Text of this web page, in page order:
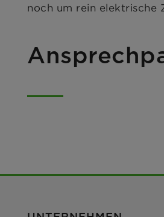
noch um rein elektrische